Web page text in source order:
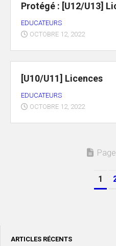
Protégé : [U12/U13]
EDUCATEURS
OCTOBRE 12, 2022
[U10/U11] Licences
EDUCATEURS
OCTOBRE 12, 2022
1
ARTICLES RÉCENTS